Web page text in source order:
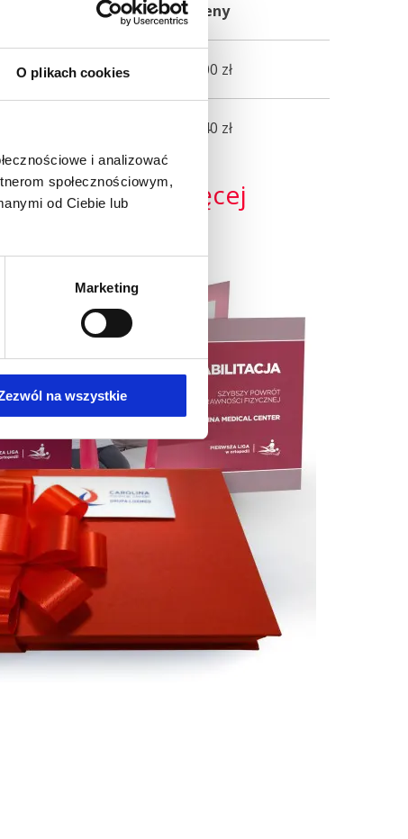
O plikach cookies
i analizować
społecznościowym,
od Ciebie lub
Marketing
na wszystkie
Ceny
30 min 100 zł
140 zł
i dowiedz się więcej
22 35 58 200.